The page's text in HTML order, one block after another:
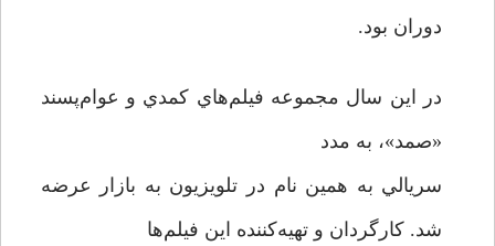
دوران بود.
در اين سال مجموعه فيلم‌هاي كمدي و عوام‌پسند
«صمد»، به مدد
سريالي به همين نام در تلويزيون به بازار عرضه
شد. كارگردان و تهيه‌كننده اين فيلم‌ها